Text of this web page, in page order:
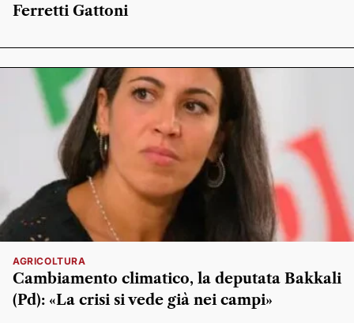
Ferretti Gattoni
AGRICOLTURA
Cambiamento climatico, la deputata Bakkali
(Pd): «La crisi si vede già nei campi»